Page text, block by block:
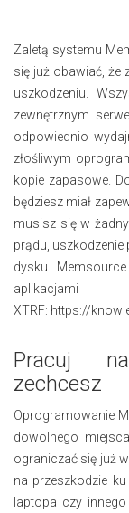
Zaletą systemu
się już obawiać, że
uszkodzeniu.
zewnętrznym
odpowiednio
złośliwym
kopie zapasowe.
będziesz miał
musisz się w
prądu, uszkodzenie
dysku.
XTRF: https://
Pracuj
zechcesz
Oprogramowanie
dowolnego
ograniczać się już
na przeszkodzie
laptopa czy